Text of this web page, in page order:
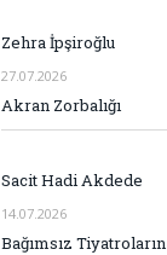
Zehra İpşiroğlu
27.07.2026
Akran Zorbalığı
Sacit Hadi Akdede
14.07.2026
Bağımsız Tiyatroların